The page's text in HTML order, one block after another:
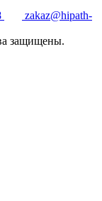
zakaz@hipath-
защищены.